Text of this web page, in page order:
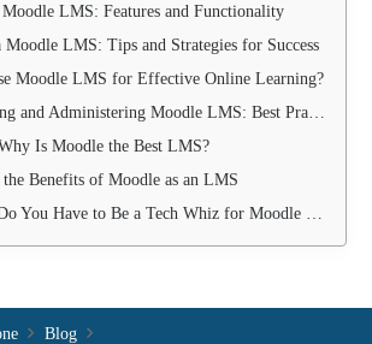
LMS: Features and Functionality
LMS: Tips and Strategies for Success
Moodle LMS for Effective Online Learning?
and Administering Moodle LMS: Best Practices
Is Moodle the Best LMS?
Benefits of Moodle as an LMS
You Have to Be a Tech Whiz for Moodle LMS?
Blog